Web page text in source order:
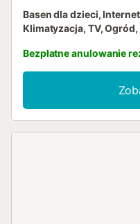
Basen dla dzieci,
Klimatyzacja, TV,
Bezpłatne anulowanie